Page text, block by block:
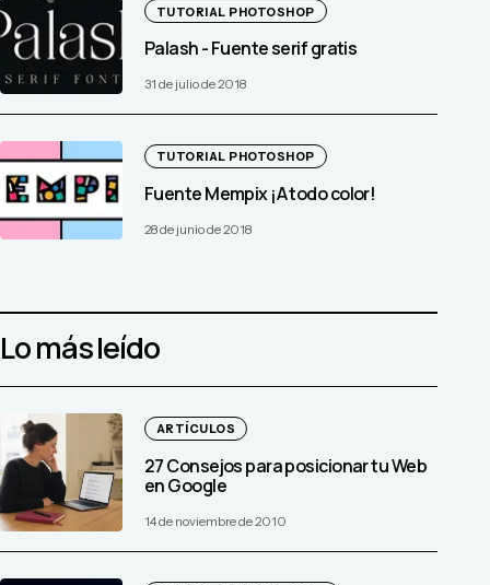
TUTORIAL PHOTOSHOP
Palash - Fuente serif gratis
31 de julio de 2018
TUTORIAL PHOTOSHOP
Fuente Mempix ¡A todo color!
28 de junio de 2018
Lo más leído
ARTÍCULOS
27 Consejos para posicionar tu Web
en Google
14 de noviembre de 2010